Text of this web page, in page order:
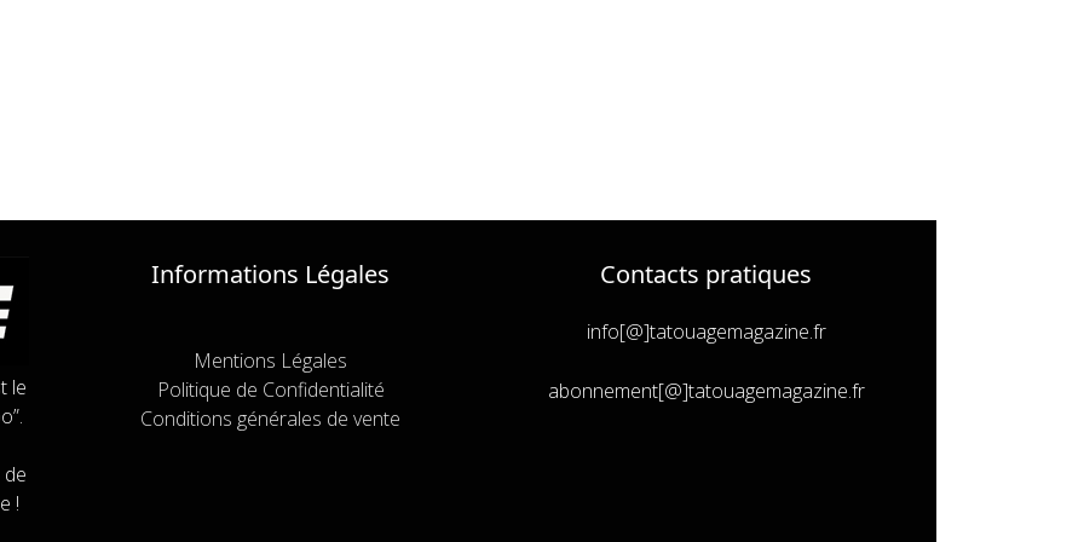
le
!
Informations Légales
Mentions Légales
Politique de Confidentialité
Conditions générales de vente
Contacts pratiques
info[@]tatouagemagazine.fr
abonnement[@]tatouagemagazine.fr